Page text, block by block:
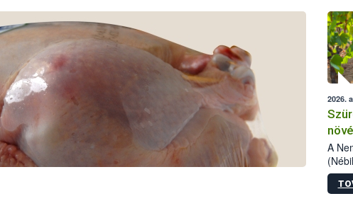
2026.
A